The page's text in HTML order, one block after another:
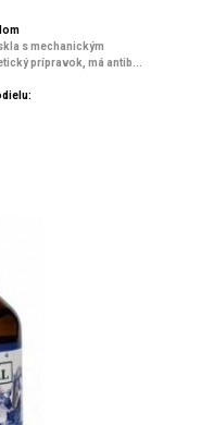
s mechanickým
prípravok, má antib...